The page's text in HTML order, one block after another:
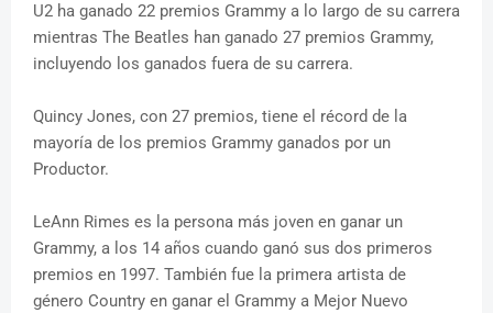
U2 ha ganado 22 premios Grammy a lo largo de su carrera
mientras The Beatles han ganado 27 premios Grammy,
incluyendo los ganados fuera de su carrera.
Quincy Jones, con 27 premios, tiene el récord de la
mayoría de los premios Grammy ganados por un
Productor.
LeAnn Rimes es la persona más joven en ganar un
Grammy, a los 14 años cuando ganó sus dos primeros
premios en 1997. También fue la primera artista de
género Country en ganar el Grammy a Mejor Nuevo